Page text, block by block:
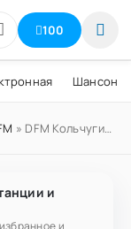
100
Шансон
» DFM Кольчугино 100.6 FM
и
и